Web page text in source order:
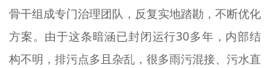
骨干组成专门治理团队，反复实地踏勘，不断优化
方案。由于这条暗涵已封闭运行30多年，内部结
构不明，排污点多且杂乱，很多雨污混接、污水直